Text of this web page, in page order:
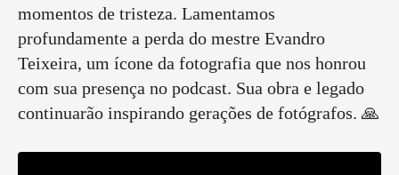
momentos de tristeza. Lamentamos
profundamente a perda do mestre Evandro
Teixeira, um ícone da fotografia que nos honrou
com sua presença no podcast. Sua obra e legado
continuarão inspirando gerações de fotógrafos. 🙏